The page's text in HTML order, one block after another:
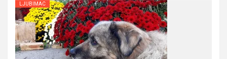
LJUBIMAC